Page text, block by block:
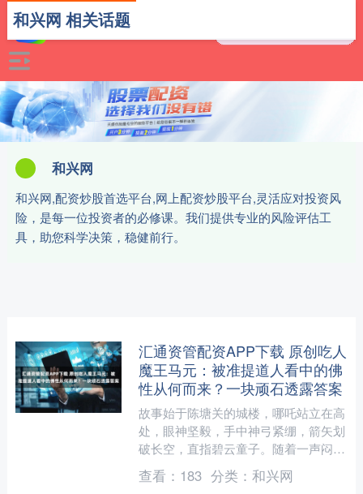
和兴网
和兴网,配资炒股首选平台,网上配资炒股平台,灵活应对投资风
险，是每一位投资者的必修课。我们提供专业的风险评估工
具，助您科学决策，稳健前行。
和兴网 相关话题
汇通资管配资APP下载 原创吃人
魔王马元：被准提道人看中的佛
性从何而来？一块顽石透露答案
故事始于陈塘关的城楼，哪吒站立在高
处，眼神坚毅，手中神弓紧绷，箭矢划
破长空，直指碧云童子。随着一声闷
响，碧云童子应声倒地，这一箭不仅击
败了敌人，更牵出了一个充满....
查看： 183 分类： 和兴网